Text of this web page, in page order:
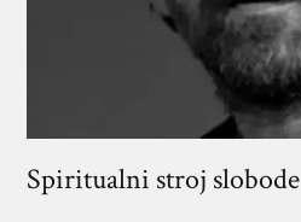
Spiritualni stroj slobode